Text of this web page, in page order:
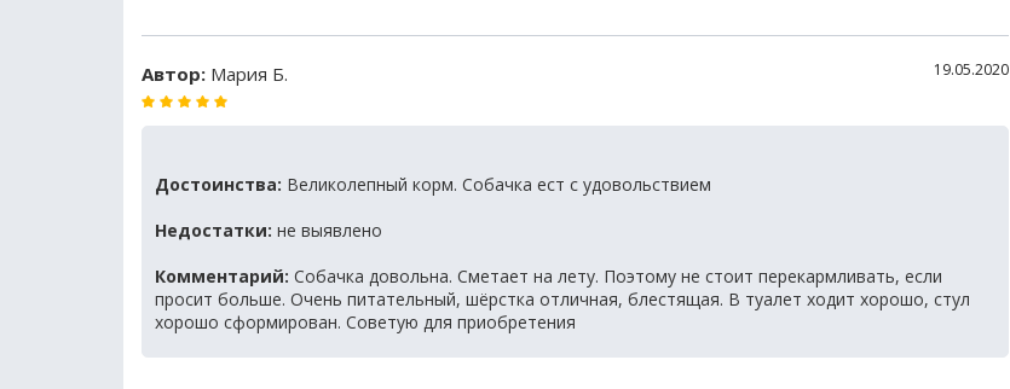
Автор: Мария Б. 19.05.2020
Достоинства: Великолепный корм. Собачка ест с удовольствием
Недостатки: не выявлено
Комментарий: Собачка довольна. Сметает на лету. Поэтому не стоит перекармливать, если
просит больше. Очень питательный, шёрстка отличная, блестящая. В туалет ходит хорошо, стул
хорошо сформирован. Советую для приобретения